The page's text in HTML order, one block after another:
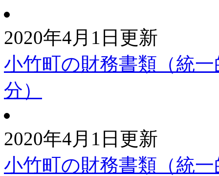
2020年4月1日更新
小竹町の財務書類（統
分）
2020年4月1日更新
小竹町の財務書類（統